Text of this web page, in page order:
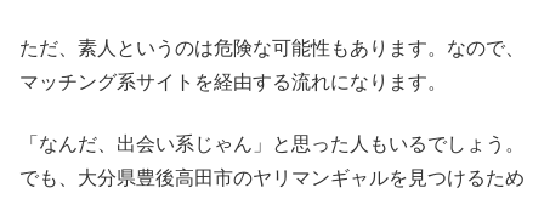
ただ、素人というのは危険な可能性もあります。なので、
マッチング系サイトを経由する流れになります。
「なんだ、出会い系じゃん」と思った人もいるでしょう。
でも、大分県豊後高田市のヤリマンギャルを見つけるため